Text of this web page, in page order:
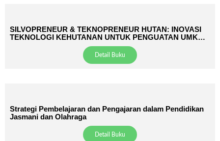
SILVOPRENEUR & TEKNOPRENEUR HUTAN: INOVASI
TEKNOLOGI KEHUTANAN UNTUK PENGUATAN UMKM
DAN EKONOMI HIJAU BERKELANJUTAN
Detail Buku
Strategi Pembelajaran dan Pengajaran dalam Pendidikan
Jasmani dan Olahraga
Detail Buku